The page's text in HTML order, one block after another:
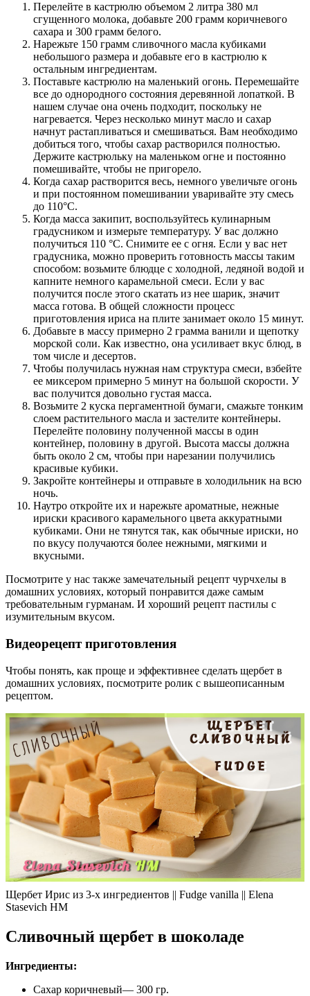
Перелейте в кастрюлю объемом 2 литра 380 мл
сгущенного молока, добавьте 200 грамм коричневого
сахара и 300 грамм белого.
Нарежьте 150 грамм сливочного масла кубиками
небольшого размера и добавьте его в кастрюлю к
остальным ингредиентам.
Поставьте кастрюлю на маленький огонь. Перемешайте
все до однородного состояния деревянной лопаткой. В
нашем случае она очень подходит, поскольку не
нагревается. Через несколько минут масло и сахар
начнут растапливаться и смешиваться. Вам необходимо
добиться того, чтобы сахар растворился полностью.
Держите кастрюльку на маленьком огне и постоянно
помешивайте, чтобы не пригорело.
Когда сахар растворится весь, немного увеличьте огонь
и при постоянном помешивании уваривайте эту смесь
до 110°С.
Когда масса закипит, воспользуйтесь кулинарным
градусником и измерьте температуру. У вас должно
получиться 110 °С. Снимите ее с огня. Если у вас нет
градусника, можно проверить готовность массы таким
способом: возьмите блюдце с холодной, ледяной водой и
капните немного карамельной смеси. Если у вас
получится после этого скатать из нее шарик, значит
масса готова. В общей сложности процесс
приготовления ириса на плите занимает около 15 минут.
Добавьте в массу примерно 2 грамма ванили и щепотку
морской соли. Как известно, она усиливает вкус блюд, в
том числе и десертов.
Чтобы получилась нужная нам структура смеси, взбейте
ее миксером примерно 5 минут на большой скорости. У
вас получится довольно густая масса.
Возьмите 2 куска пергаментной бумаги, смажьте тонким
слоем растительного масла и застелите контейнеры.
Перелейте половину полученной массы в один
контейнер, половину в другой. Высота массы должна
быть около 2 см, чтобы при нарезании получились
красивые кубики.
Закройте контейнеры и отправьте в холодильник на всю
ночь.
Наутро откройте их и нарежьте ароматные, нежные
ириски красивого карамельного цвета аккуратными
кубиками. Они не тянутся так, как обычные ириски, но
по вкусу получаются более нежными, мягкими и
вкусными.
Посмотрите у нас также замечательный рецепт чурчхелы в
домашних условиях, который понравится даже самым
требовательным гурманам. И хороший рецепт пастилы с
изумительным вкусом.
Видеорецепт приготовления
Чтобы понять, как проще и эффективнее сделать щербет в
домашних условиях, посмотрите ролик с вышеописанным
рецептом.
Щербет Ирис из 3-х ингредиентов || Fudge vanilla || Elena
Stasevich HM
Сливочный щербет в шоколаде
Ингредиенты:
Сахар коричневый— 300 гр.